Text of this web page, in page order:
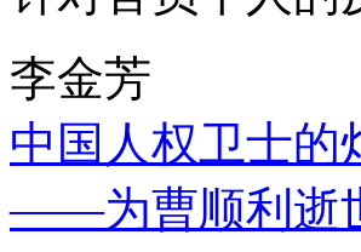
李金芳
中国人权卫士的
——为曹顺利逝